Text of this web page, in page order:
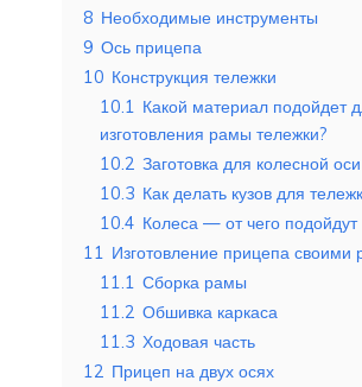
8 Необходимые инструменты
9 Ось прицепа
10 Конструкция тележки
10.1 Какой материал подойдет
изготовления рамы тележки?
10.2 Заготовка для колесной оси
10.3 Как делать кузов для
10.4 Колеса — от чего подойдут
11 Изготовление прицепа своими
11.1 Сборка рамы
11.2 Обшивка каркаса
11.3 Ходовая часть
12 Прицеп на двух осях